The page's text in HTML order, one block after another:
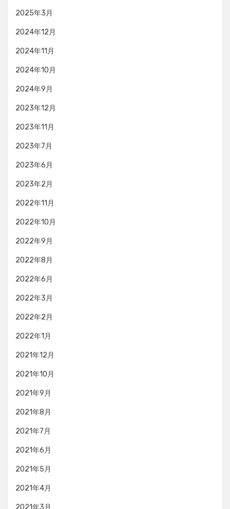
2025年3月
2024年12月
2024年11月
2024年10月
2024年9月
2023年12月
2023年11月
2023年7月
2023年6月
2023年2月
2022年11月
2022年10月
2022年9月
2022年8月
2022年6月
2022年3月
2022年2月
2022年1月
2021年12月
2021年10月
2021年9月
2021年8月
2021年7月
2021年6月
2021年5月
2021年4月
2021年3月